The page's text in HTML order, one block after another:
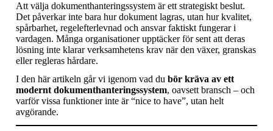
Att välja dokumenthanteringssystem är ett strategiskt beslut.
Det påverkar inte bara hur dokument lagras, utan hur kvalitet,
spårbarhet, regelefterlevnad och ansvar faktiskt fungerar i
vardagen. Många organisationer upptäcker för sent att deras
lösning inte klarar verksamhetens krav när den växer, granskas
eller regleras hårdare.
I den här artikeln går vi igenom vad du bör kräva av ett
modernt dokumenthanteringssystem, oavsett bransch – och
varför vissa funktioner inte är “nice to have”, utan helt
avgörande.